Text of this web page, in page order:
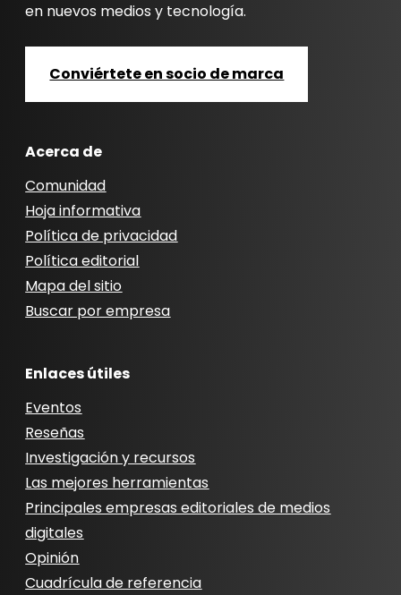
en nuevos medios y tecnología.
Conviértete en socio de marca
Acerca de
Comunidad
Hoja informativa
Política de privacidad
Política editorial
Mapa del sitio
Buscar por empresa
Enlaces útiles
Eventos
Reseñas
Investigación y recursos
Las mejores herramientas
Principales empresas editoriales de medios
digitales
Opinión
Cuadrícula de referencia